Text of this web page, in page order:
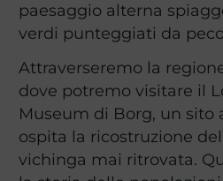
paesaggio alterna
verdi punteggiati da
Attraverseremo la
dove potremo visitare il
Museum di Borg, un sito
ospita la ricostruzione
vichinga mai ritrovata.